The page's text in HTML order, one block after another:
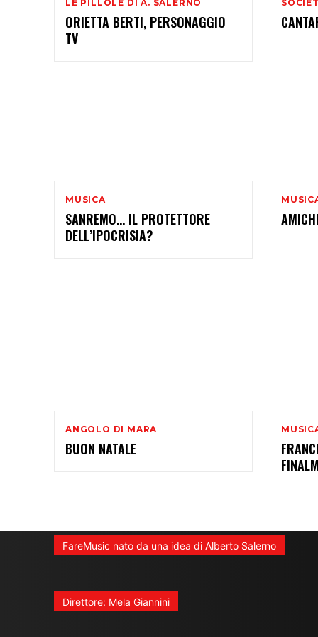
LE PILLOLE DI A. SALERNO
ORIETTA BERTI, PERSONAGGIO
TV
MUSICA
SANREMO… IL PROTETTORE
DELL’IPOCRISIA?
ANGOLO DI MARA
BUON NATALE
FareMusic nato da una idea di Alberto Salerno
Direttore: Mela Giannini